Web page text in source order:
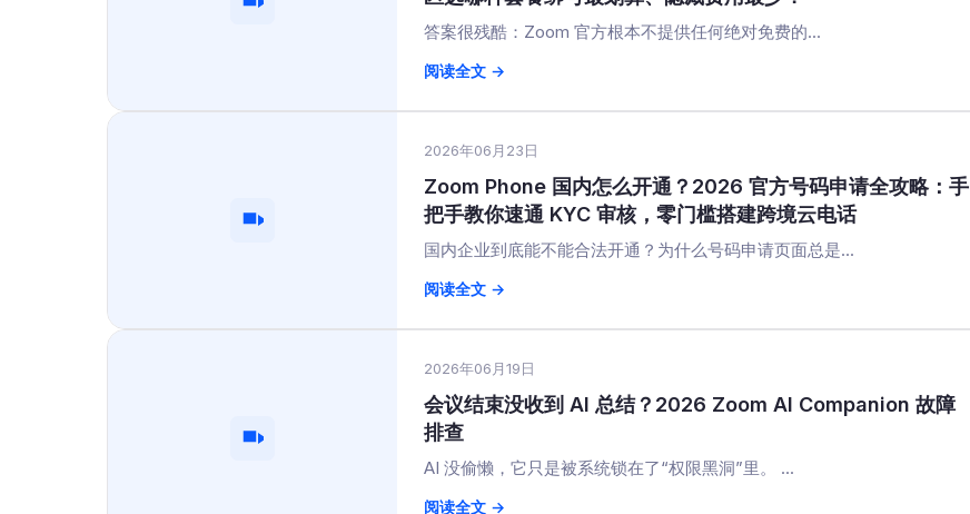
答案很残酷：Zoom 官方根本不提供任何绝对免费的...
阅读全文 →
2026年06月23日
Zoom Phone 国内怎么开通？2026 官方号码申请全攻略：手
把手教你速通 KYC 审核，零门槛搭建跨境云电话
国内企业到底能不能合法开通？为什么号码申请页面总是...
阅读全文 →
2026年06月19日
会议结束没收到 AI 总结？2026 Zoom AI Companion 故障
排查
AI 没偷懒，它只是被系统锁在了“权限黑洞”里。 ...
阅读全文 →